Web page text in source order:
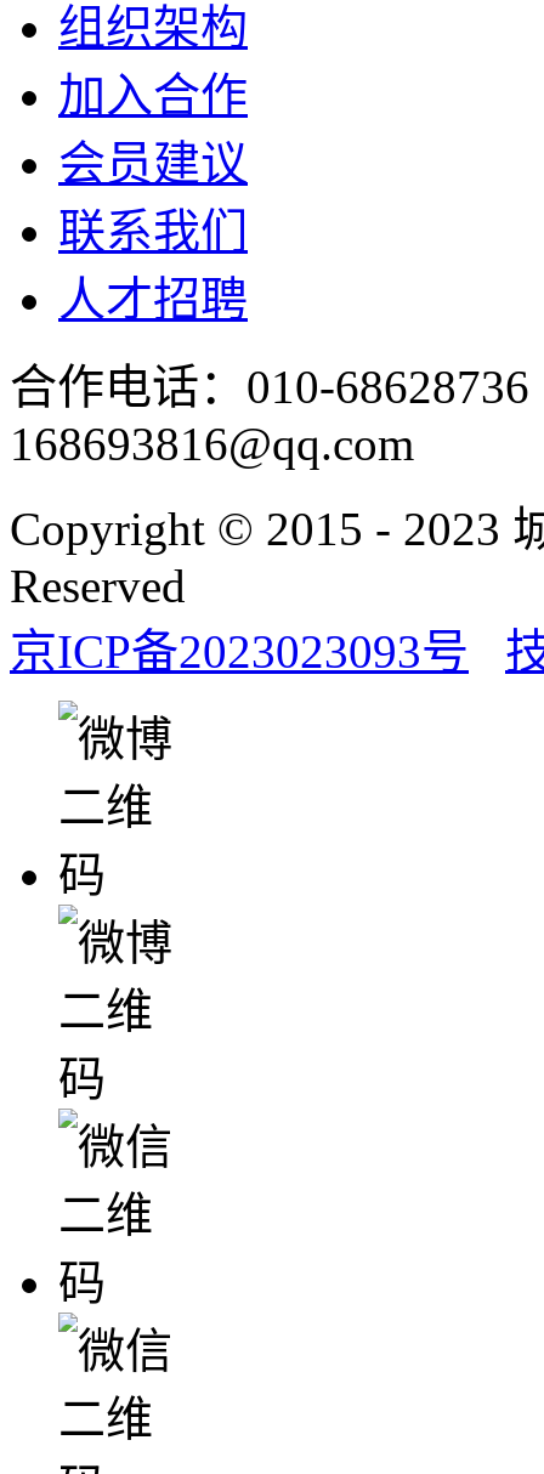
组织架构
加入合作
会员建议
联系我们
人才招聘
合作电话：010-
168693816@qq.com
Copyright © 2015 - 2023
Reserved
京ICP备2023023093号